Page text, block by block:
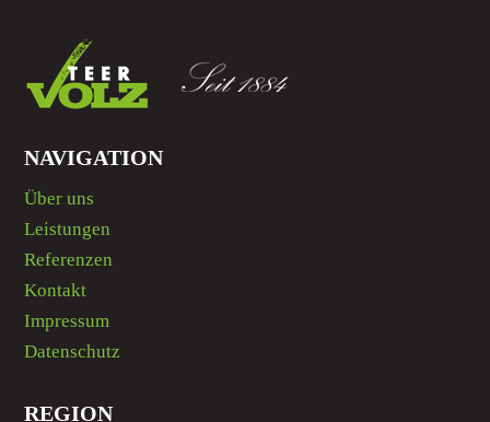
NAVIGATION
Über uns
Leistungen
Referenzen
Kontakt
Impressum
Datenschutz
REGION